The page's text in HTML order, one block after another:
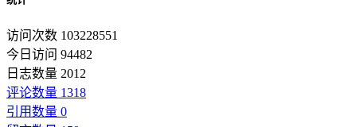
访问次数 103228551
今日访问 94482
日志数量 2012
评论数量 1318
引用数量 0